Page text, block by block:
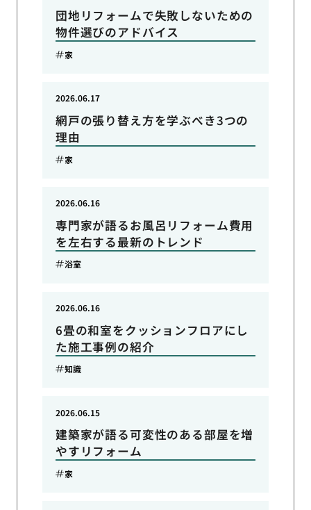
団地リフォームで失敗しないための
物件選びのアドバイス
家
網戸の張り替え方を学ぶべき3つの
理由
2026.06.17
家
専門家が語るお風呂リフォーム費用
を左右する最新のトレンド
2026.06.16
浴室
6畳の和室をクッションフロアにし
た施工事例の紹介
2026.06.16
知識
建築家が語る可変性のある部屋を増
やすリフォーム
2026.06.15
家